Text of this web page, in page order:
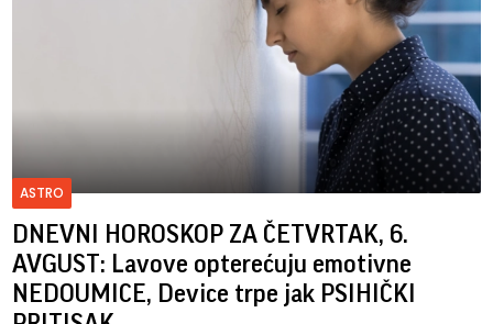
ASTRO
DNEVNI HOROSKOP ZA ČETVRTAK, 6.
AVGUST: Lavove opterećuju emotivne
NEDOUMICE, Device trpe jak PSIHIČKI